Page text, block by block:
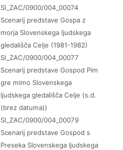
SI_ZAC/0900/004_00074
Scenarij predstave Gospa z
morja Slovenskega ljudskega
gledališča Celje (1981-1982)
SI_ZAC/0900/004_00077
Scenarij predstave Gospod Pim
gre mimo Slovenskega
ljudskega gledališča Celje (s.d.
(brez datuma))
SI_ZAC/0900/004_00079
Scenarij predstave Gospod s
Preseka Slovenskega ljudskega